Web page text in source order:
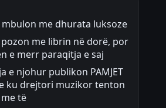
me dhurata luksoze
pozon me librin në dorë, por
e merr paraqitja e saj
e njohur publikon PAMJET
ku drejtori muzikor tenton
të